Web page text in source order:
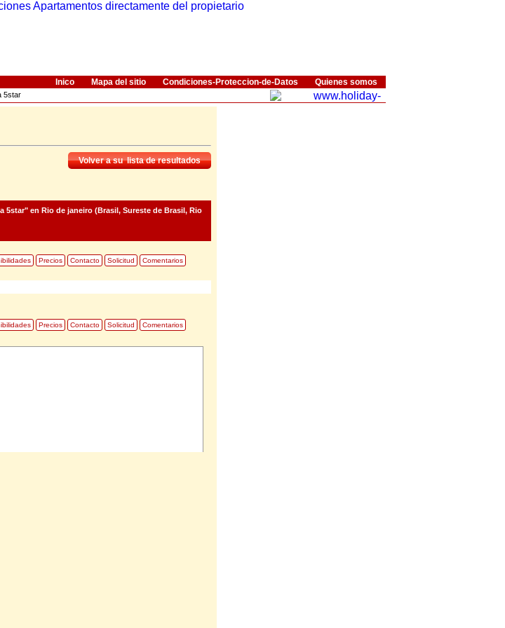
Inico Mapa del sitio Condiciones-Proteccion-de-Datos Quienes somos
5star
Volver a su lista de resultados
5star"en Rio de janeiro (Brasil, Sureste de Brasil, Rio
Precios Contacto Solicitud Comentarios
Precios Contacto Solicitud Comentarios